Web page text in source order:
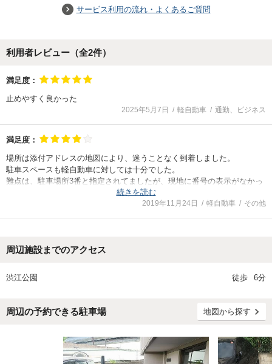
サービス利用の流れ・よくあるご質問
利用者レビュー（全2件）
満足度：
止めやすく良かった
2025年5月7日 軽自動車 通勤、ビジネス
満足度：
場所は添付アドレスの地図により、迷うことなく到着しました。
駐車スペースも軽自動車に対しては十分でした。
難点は、駐車場所3番と指定されてましたが、現地に番号の表示がなかっ
続きを読む
2019年11月24日 軽自動車 その他
周辺施設までのアクセス
渋江公園 徒歩 6分
周辺の予約できる駐車場 地図から探す